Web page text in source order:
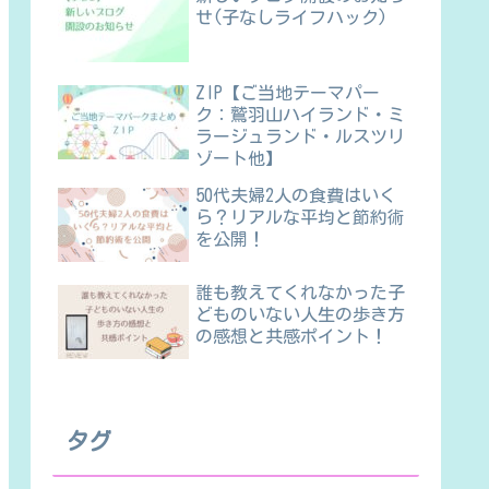
せ(子なしライフハック)
ZIP【ご当地テーマパー
ク：鷲羽山ハイランド・ミ
ラージュランド・ルスツリ
ゾート他】
50代夫婦2人の食費はいく
ら？リアルな平均と節約術
を公開！
誰も教えてくれなかった子
どものいない人生の歩き方
の感想と共感ポイント！
タグ